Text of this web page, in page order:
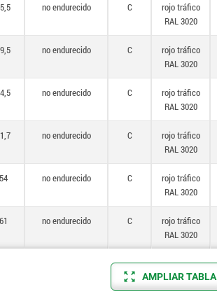
no endurecido C
rojo tráfico
RAL 3020
no endurecido C
rojo tráfico
RAL 3020
no endurecido C
rojo tráfico
RAL 3020
no endurecido C
rojo tráfico
RAL 3020
54 no endurecido C
rojo tráfico
RAL 3020
61 no endurecido C
rojo tráfico
RAL 3020
AMPLIAR TABLA